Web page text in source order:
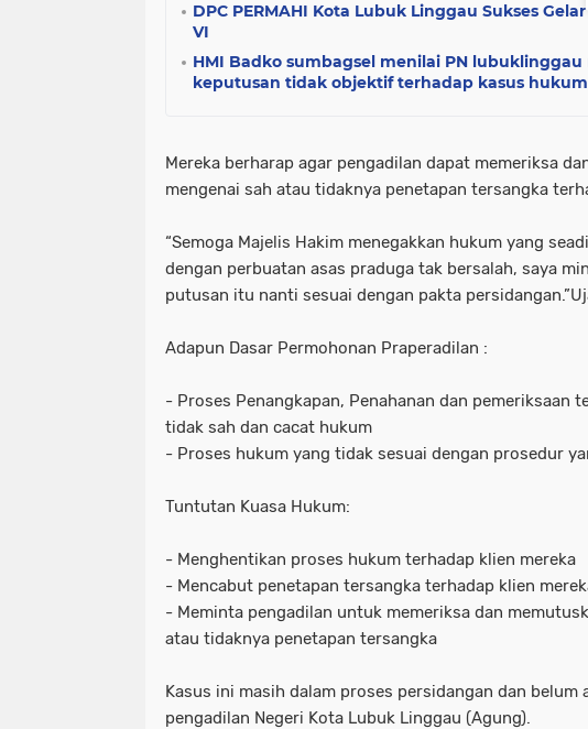
DPC PERMAHI Kota Lubuk Linggau Sukses Gelar
VI
HMI Badko sumbagsel menilai PN
keputusan tidak objektif terhadap kasus
Mereka berharap agar pengadilan dapat memeriksa
mengenai sah atau tidaknya penetapan tersangka
“Semoga Majelis Hakim menegakkan hukum yang
dengan perbuatan asas praduga tak bersalah, saya
putusan itu nanti sesuai dengan pakta
Adapun Dasar Permohonan Praperadilan :
- Proses Penangkapan, Penahanan dan pemeriksaan
tidak sah dan cacat hukum
- Proses hukum yang tidak sesuai dengan prosedur
Tuntutan Kuasa Hukum:
- Menghentikan proses hukum terhadap klien mereka
- Mencabut penetapan tersangka terhadap klien
- Meminta pengadilan untuk memeriksa dan
atau tidaknya penetapan tersangka
Kasus ini masih dalam proses persidangan dan belum
pengadilan Negeri Kota Lubuk Linggau (Agung).